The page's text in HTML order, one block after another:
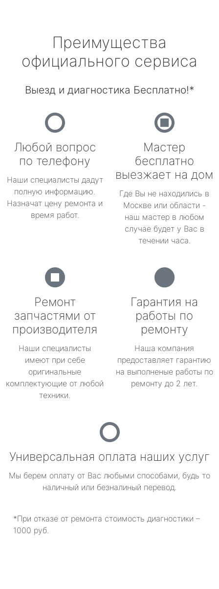
Преимущества
официального сервиса
Выезд и диагностика Бесплатно!*
Любой вопрос
по телефону
Наши специалисты дадут
полную информацию.
Назначат цену ремонта и
время работ.
Мастер
бесплатно
выезжает на дом
Где Вы не находились в
Москве или области -
наш мастер в любом
случае будет у Вас в
течении часа.
Ремонт
запчастями от
производителя
Наши специалисты
имеют при себе
оригинальные
комплектующие от любой
техники.
Гарантия на
работы по
ремонту
Наша компания
предоставляет гарантию
на выполненые работы по
ремонту до 2 лет.
Универсальная оплата наших услуг
Мы берем оплату от Вас любыми способами, будь то
наличный или безналиный перевод.
*При отказе от ремонта стоимость диагностики –
1000 руб.